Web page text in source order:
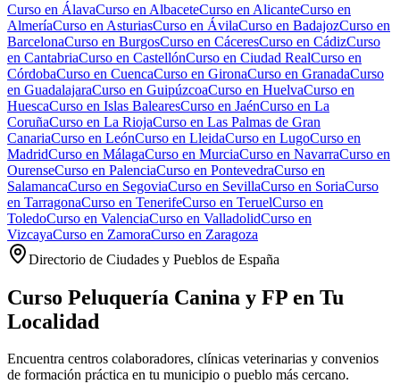
Curso en ÁlavaCurso en AlbaceteCurso en AlicanteCurso en
AlmeríaCurso en AsturiasCurso en ÁvilaCurso en BadajozCurso en
BarcelonaCurso en BurgosCurso en CáceresCurso en CádizCurso
en CantabriaCurso en CastellónCurso en Ciudad RealCurso en
CórdobaCurso en CuencaCurso en GironaCurso en GranadaCurso
en GuadalajaraCurso en GuipúzcoaCurso en HuelvaCurso en
HuescaCurso en Islas BalearesCurso en JaénCurso en La
CoruñaCurso en La RiojaCurso en Las Palmas de Gran
CanariaCurso en LeónCurso en LleidaCurso en LugoCurso en
MadridCurso en MálagaCurso en MurciaCurso en NavarraCurso en
OurenseCurso en PalenciaCurso en PontevedraCurso en
SalamancaCurso en SegoviaCurso en SevillaCurso en SoriaCurso
en TarragonaCurso en TenerifeCurso en TeruelCurso en
ToledoCurso en ValenciaCurso en ValladolidCurso en
VizcayaCurso en ZamoraCurso en Zaragoza
Directorio de Ciudades y Pueblos de España
Curso Peluquería Canina y FP en Tu
Localidad
Encuentra centros colaboradores, clínicas veterinarias y convenios
de formación práctica en tu municipio o pueblo más cercano.